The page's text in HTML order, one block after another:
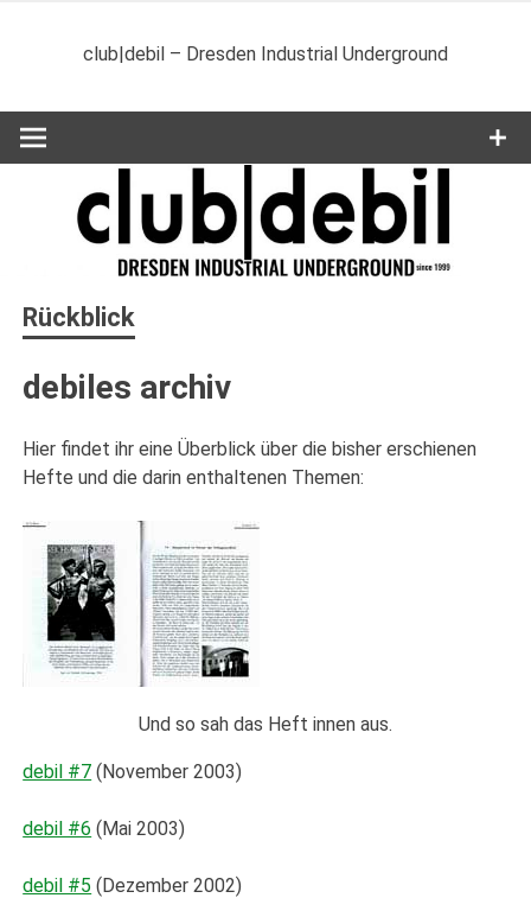
club|debil – Dresden Industrial Underground
Rückblick
debiles archiv
Hier findet ihr eine Überblick über die bisher erschienen
Hefte und die darin enthaltenen Themen:
Und so sah das Heft innen aus.
debil #7 (November 2003)
debil #6 (Mai 2003)
debil #5 (Dezember 2002)